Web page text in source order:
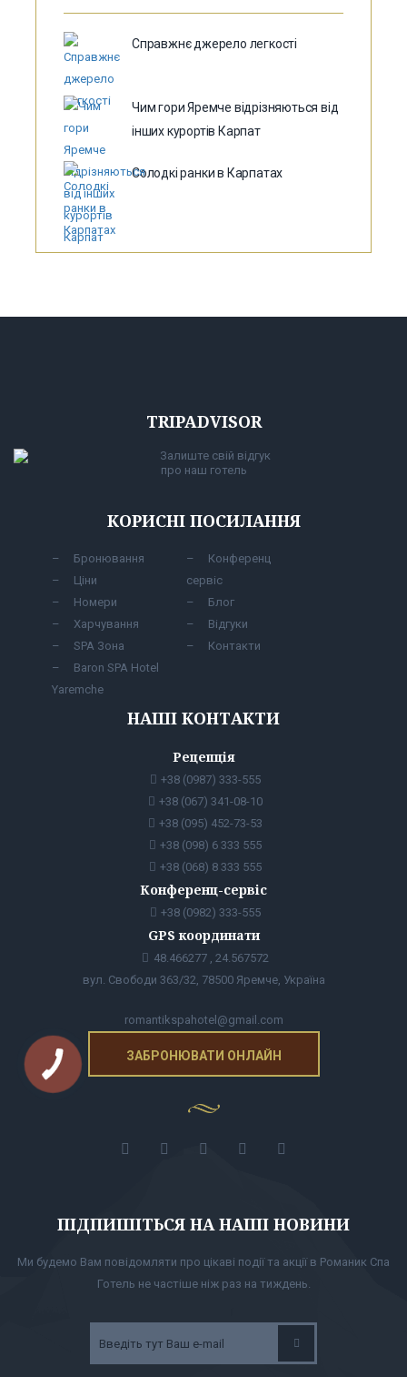
Справжнє джерело легкості
Чим гори Яремче відрізняються від
інших курортів Карпат
Солодкі ранки в Карпатах
TRIPADVISOR
Залиште свій відгук
про наш готель
КОРИСНІ ПОСИЛАННЯ
Бронювання
Ціни
Номери
Харчування
SPA Зона
Baron SPA Hotel
Yaremche
Конференц
сервіс
Блог
Відгуки
Контакти
НАШІ КОНТАКТИ
Рецепція
+38 (0987) 333-555
+38 (067) 341-08-10
+38 (095) 452-73-53
+38 (098) 6 333 555
+38 (068) 8 333 555
Конференц-сервіс
+38 (0982) 333-555
GPS координати
48.466277 , 24.567572
вул. Свободи 363/32, 78500 Яремче, Україна
romantikspahotel@gmail.com
ЗАБРОНЮВАТИ ОНЛАЙН
ПІДПИШІТЬСЯ НА НАШІ НОВИНИ
Ми будемо Вам повідомляти про цікаві події та акції в Романик Спа
Готель не частіше ніж раз на тиждень.